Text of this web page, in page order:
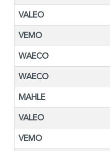
VALEO
VEMO
WAECO
WAECO
MAHLE
VALEO
VEMO